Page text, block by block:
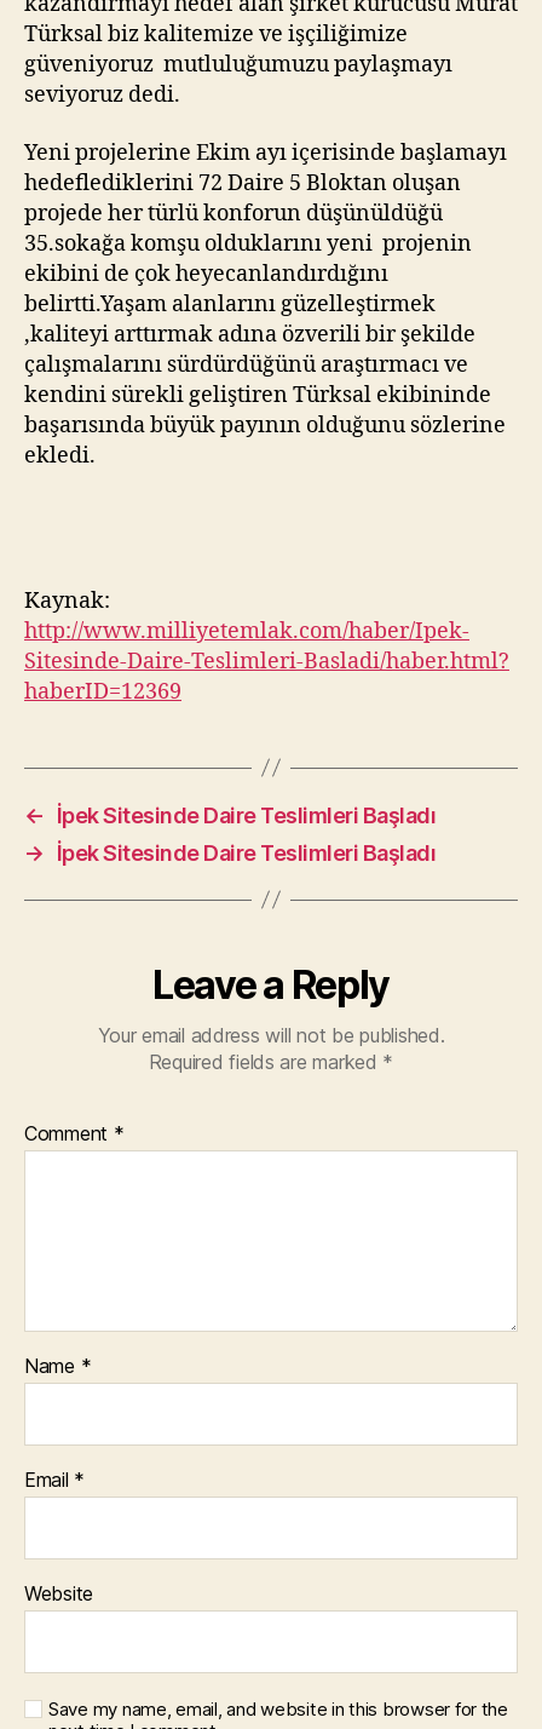
Türksal biz kalitemize ve işçiliğimize
güveniyoruz mutluluğumuzu paylaşmayı
seviyoruz dedi.
Yeni projelerine Ekim ayı içerisinde başlamayı
hedeflediklerini 72 Daire 5 Bloktan oluşan
projede her türlü konforun düşünüldüğü
35.sokağa komşu olduklarını yeni projenin
ekibini de çok heyecanlandırdığını
belirtti.Yaşam alanlarını güzelleştirmek
,kaliteyi arttırmak adına özverili bir şekilde
çalışmalarını sürdürdüğünü araştırmacı ve
kendini sürekli geliştiren Türksal ekibininde
başarısında büyük payının olduğunu sözlerine
ekledi.
Kaynak:
http://www.milliyetemlak.com/haber/Ipek-
Sitesinde-Daire-Teslimleri-Basladi/haber.html?
haberID=12369
←
İpek Sitesinde Daire Teslimleri Başladı
→
İpek Sitesinde Daire Teslimleri Başladı
Leave a Reply
Your email address will not be published.
Required fields are marked *
Comment *
Name *
Email *
Website
Save my name, email, and website in this browser for the